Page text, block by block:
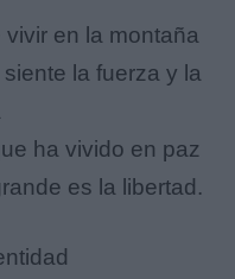
en la montaña
la fuerza y la
ha vivido en paz
es la libertad.